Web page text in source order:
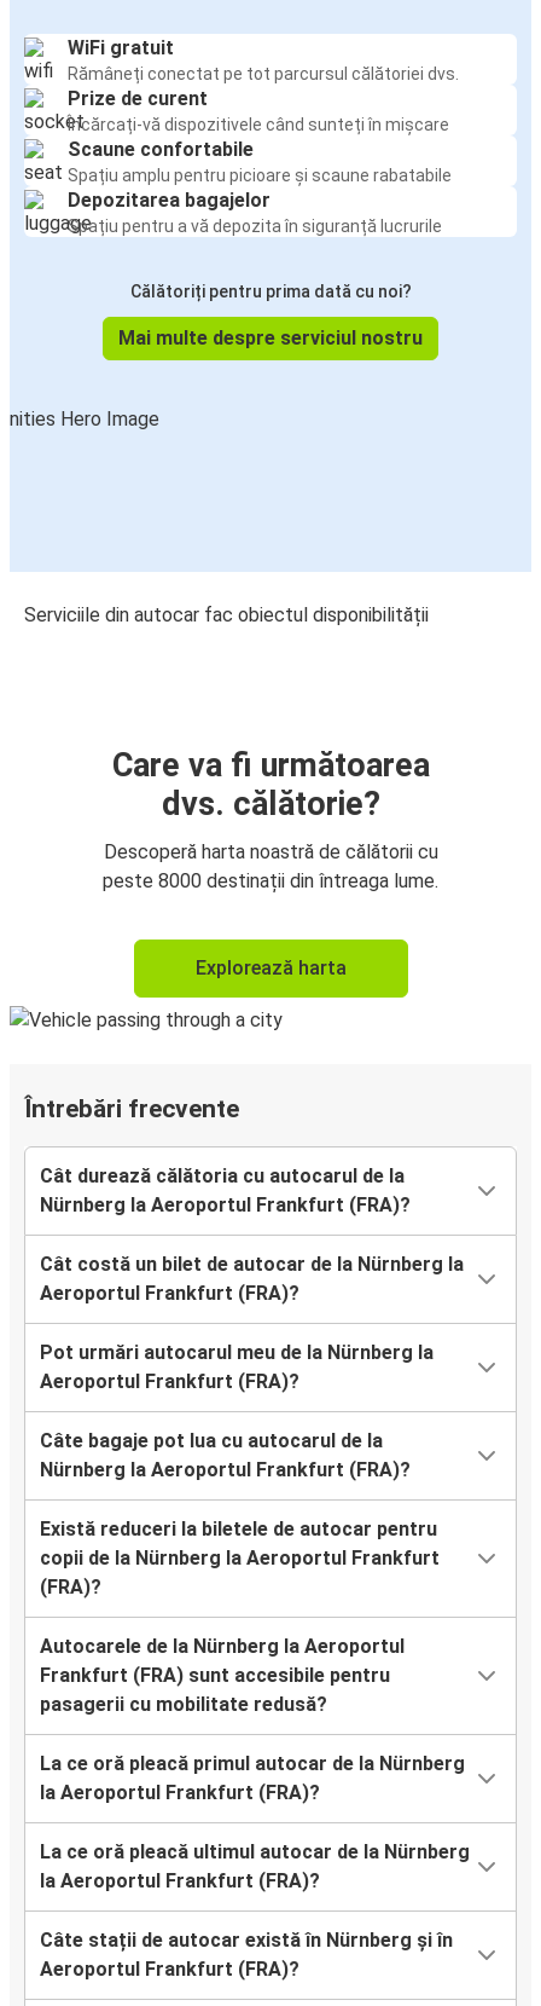
WiFi gratuit
Rămâneți conectat pe tot parcursul călătoriei dvs.
Prize de curent
Încărcați-vă dispozitivele când sunteți în mișcare
Scaune confortabile
Spațiu amplu pentru picioare și scaune rabatabile
Depozitarea bagajelor
Spațiu pentru a vă depozita în siguranță lucrurile
Călătoriți pentru prima dată cu noi?
Mai multe despre serviciul nostru
Serviciile din autocar fac obiectul disponibilității
Care va fi următoarea
dvs. călătorie?
Descoperă harta noastră de călătorii cu
peste 8000 destinații din întreaga lume.
Explorează harta
Întrebări frecvente
Cât durează călătoria cu autocarul de la
Nürnberg la Aeroportul Frankfurt (FRA)?
Cât costă un bilet de autocar de la Nürnberg la
Aeroportul Frankfurt (FRA)?
Pot urmări autocarul meu de la Nürnberg la
Aeroportul Frankfurt (FRA)?
Câte bagaje pot lua cu autocarul de la
Nürnberg la Aeroportul Frankfurt (FRA)?
Există reduceri la biletele de autocar pentru
copii de la Nürnberg la Aeroportul Frankfurt
(FRA)?
Autocarele de la Nürnberg la Aeroportul
Frankfurt (FRA) sunt accesibile pentru
pasagerii cu mobilitate redusă?
La ce oră pleacă primul autocar de la Nürnberg
la Aeroportul Frankfurt (FRA)?
La ce oră pleacă ultimul autocar de la Nürnberg
la Aeroportul Frankfurt (FRA)?
Câte stații de autocar există în Nürnberg și în
Aeroportul Frankfurt (FRA)?